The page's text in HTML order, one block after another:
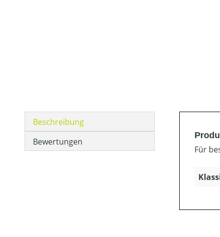
Beschreibung
Bewertungen
Für